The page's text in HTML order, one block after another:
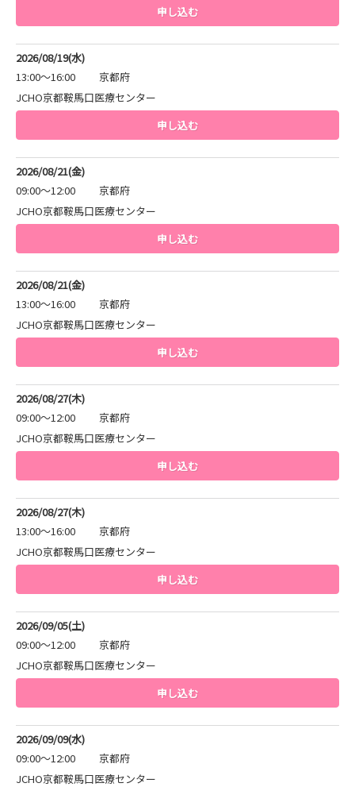
申し込む
2026/08/19(水)
13:00～16:00
京都府
JCHO京都鞍馬口医療センター
申し込む
2026/08/21(金)
09:00～12:00
京都府
JCHO京都鞍馬口医療センター
申し込む
2026/08/21(金)
13:00～16:00
京都府
JCHO京都鞍馬口医療センター
申し込む
2026/08/27(木)
09:00～12:00
京都府
JCHO京都鞍馬口医療センター
申し込む
2026/08/27(木)
13:00～16:00
京都府
JCHO京都鞍馬口医療センター
申し込む
2026/09/05(土)
09:00～12:00
京都府
JCHO京都鞍馬口医療センター
申し込む
2026/09/09(水)
09:00～12:00
京都府
JCHO京都鞍馬口医療センター